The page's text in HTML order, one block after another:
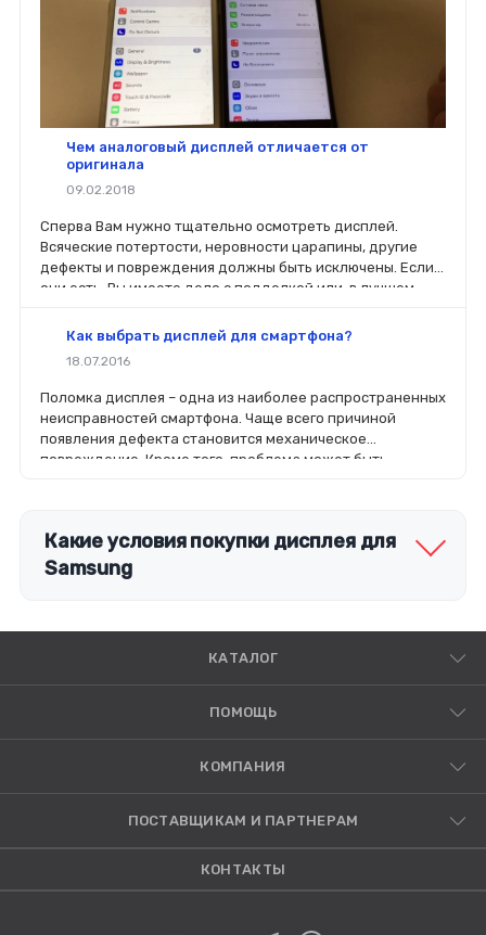
Чем аналоговый дисплей отличается от
оригинала
09.02.2018
Сперва Вам нужно тщательно осмотреть дисплей.
Всяческие потертости, неровности царапины, другие
дефекты и повреждения должны быть исключены. Если
они есть, Вы имеете дело с подделкой или, в лучшем
Как выбрать дисплей для смартфона?
18.07.2016
Поломка дисплея – одна из наиболее распространенных
неисправностей смартфона. Чаще всего причиной
появления дефекта становится механическое
повреждение. Кроме того, проблема может быть
Какие условия покупки дисплея для
Samsung
КАТАЛОГ
ПОМОЩЬ
КОМПАНИЯ
ПОСТАВЩИКАМ И ПАРТНЕРАМ
КОНТАКТЫ